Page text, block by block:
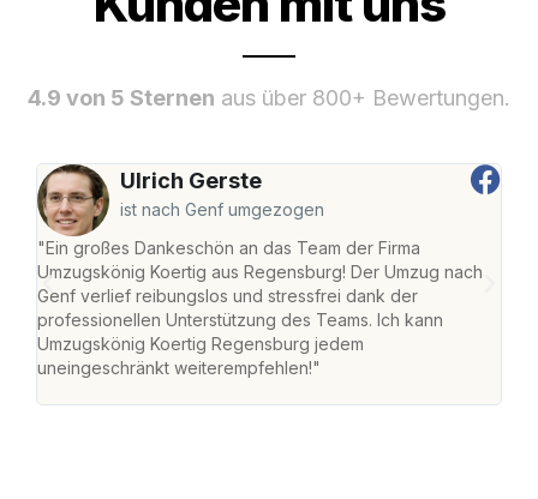
4.9 von 5 Sternen aus über 800+ Bewertungen.
Ulrich Gerste
ist nach Genf umgezogen
"Ein großes Dankeschön an das Team der Firma
Umzugskönig Koertig aus Regensburg! Der Umzug nach
Genf verlief reibungslos und stressfrei dank der
professionellen Unterstützung des Teams. Ich kann
Umzugskönig Koertig Regensburg jedem
uneingeschränkt weiterempfehlen!"